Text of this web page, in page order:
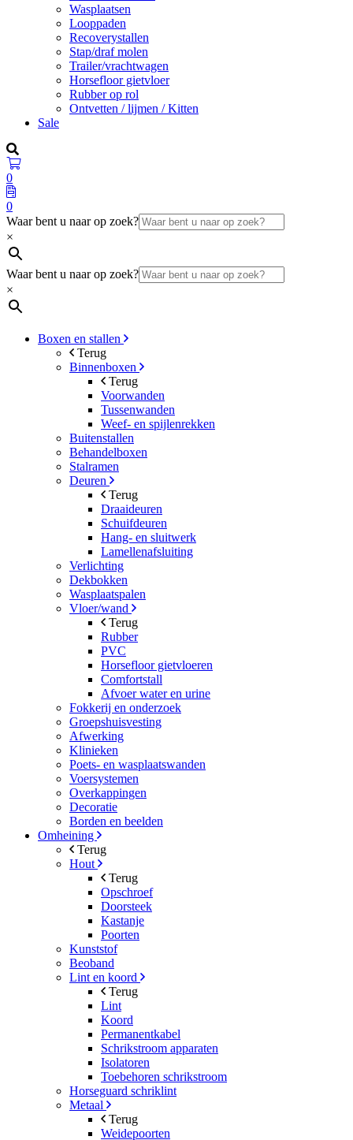
Wasplaatsen
Looppaden
Recoverystallen
Stap/draf molen
Trailer/vrachtwagen
Horsefloor gietvloer
Rubber op rol
Ontvetten / lijmen / Kitten
Sale
0
0
Waar bent u naar op zoek?
×
Waar bent u naar op zoek?
×
Boxen en stallen
Terug
Binnenboxen
Terug
Voorwanden
Tussenwanden
Weef- en spijlenrekken
Buitenstallen
Behandelboxen
Stalramen
Deuren
Terug
Draaideuren
Schuifdeuren
Hang- en sluitwerk
Lamellenafsluiting
Verlichting
Dekbokken
Wasplaatspalen
Vloer/wand
Terug
Rubber
PVC
Horsefloor gietvloeren
Comfortstall
Afvoer water en urine
Fokkerij en onderzoek
Groepshuisvesting
Afwerking
Klinieken
Poets- en wasplaatswanden
Voersystemen
Overkappingen
Decoratie
Borden en beelden
Omheining
Terug
Hout
Terug
Opschroef
Doorsteek
Kastanje
Poorten
Kunststof
Beoband
Lint en koord
Terug
Lint
Koord
Permanentkabel
Schrikstroom apparaten
Isolatoren
Toebehoren schrikstroom
Horseguard schriklint
Metaal
Terug
Weidepoorten